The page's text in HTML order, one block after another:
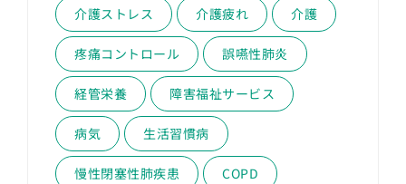
介護ストレス 介護疲れ 介護
疼痛コントロール 誤嚥性肺炎
経管栄養 障害福祉サービス
病気 生活習慣病
慢性閉塞性肺疾患 COPD